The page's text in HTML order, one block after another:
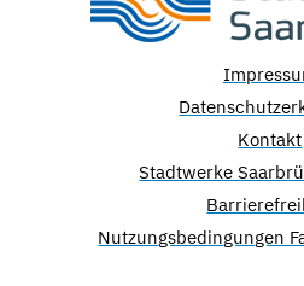
Kontakt
Stadtwerke
Nutzungsbedingungen